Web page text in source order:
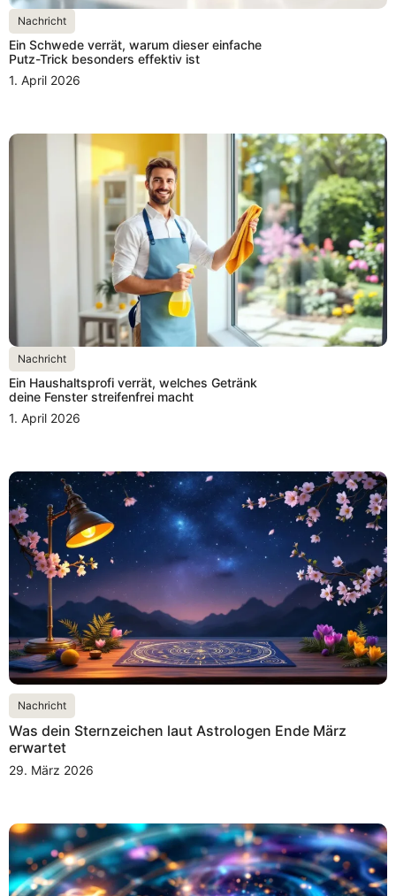
Nachricht
Ein Schwede verrät, warum dieser einfache
Putz-Trick besonders effektiv ist
1. April 2026
Nachricht
Ein Haushaltsprofi verrät, welches Getränk
deine Fenster streifenfrei macht
1. April 2026
Nachricht
Was dein Sternzeichen laut Astrologen Ende März
erwartet
29. März 2026